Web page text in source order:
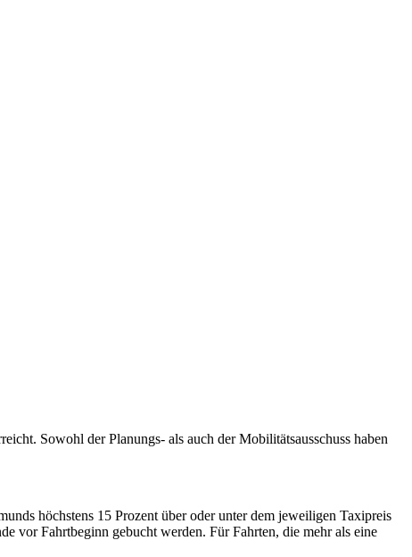
Sowohl der Planungs- als auch der Mobilitätsausschuss haben
höchstens 15 Prozent über oder unter dem jeweiligen Taxipreis
vor Fahrtbeginn gebucht werden. Für Fahrten, die mehr als eine